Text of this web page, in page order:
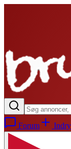
Forum